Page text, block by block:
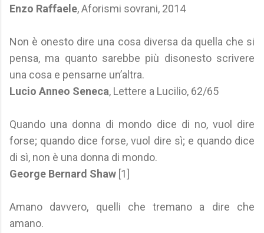
Enzo Raffaele, Aforismi sovrani, 2014
Non è onesto dire una cosa diversa da quella che si
pensa, ma quanto sarebbe più disonesto scrivere
una cosa e pensarne un’altra.
Lucio Anneo Seneca, Lettere a Lucilio, 62/65
Quando una donna di mondo dice di no, vuol dire
forse; quando dice forse, vuol dire sì; e quando dice
di sì, non è una donna di mondo.
George Bernard Shaw [1]
Amano davvero, quelli che tremano a dire che
amano.